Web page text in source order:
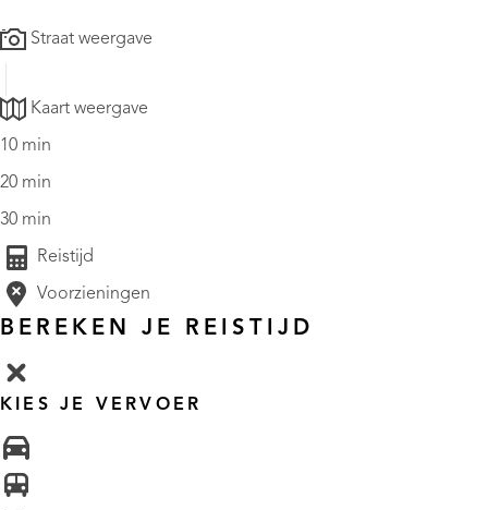
Straat weergave
Kaart weergave
10 min
20 min
30 min
Reistijd
Voorzieningen
BEREKEN JE REISTIJD
KIES JE VERVOER